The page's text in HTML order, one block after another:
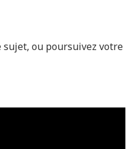
sujet, ou poursuivez votre